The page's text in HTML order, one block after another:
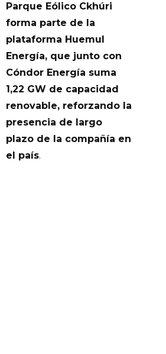
Parque Eólico Ckhúri
forma parte de la
plataforma Huemul
Energía, que junto con
Cóndor Energía suma
1,22 GW de capacidad
renovable, reforzando la
presencia de largo
plazo de la compañía en
el país.